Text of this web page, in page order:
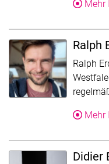
Mehr
Ralph
Ralph
Mehr
Didier